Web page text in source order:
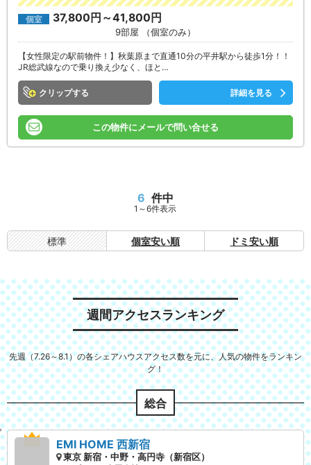
個室 37,800円～41,800円
9部屋 （個室のみ）
【女性限定の駅前物件！】秋葉原まで直通10分の平井駅から徒歩1分！！
JR総武線なので乗り換え少なく、ほと…
クリップ 詳細を見る
この物件にメールで問い合せる
6 件中
1～6件表示
標準 個室安い順 ドミ安い順
週間アクセスランキング
先週（7.26～8.1）の各シェアハウスアクセス数を元に、人気の物件をランキン
グ！
総合
EMI HOME 西新宿
東京 新宿・中野・高円寺（新宿区）